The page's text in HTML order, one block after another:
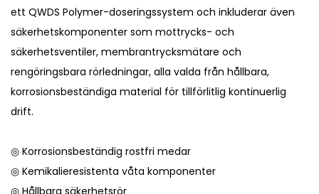
ett QWDS Polymer-doseringssystem och inkluderar även
säkerhetskomponenter som mottrycks- och
säkerhetsventiler, membrantrycksmätare och
rengöringsbara rörledningar, alla valda från hållbara,
korrosionsbeständiga material för tillförlitlig kontinuerlig
drift.
◎ Korrosionsbeständig rostfri medar
◎ Kemikalieresistenta våta komponenter
◎ Hållbara säkerhetsrör